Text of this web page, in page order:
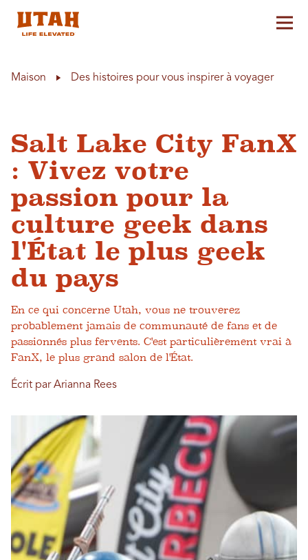
Maison Des histoires pour vous inspirer à voyager
Salt Lake City FanX
: Vivez votre
passion pour la
culture geek dans
l'État le plus geek
du pays
En ce qui concerne Utah, vous ne trouverez
probablement jamais de communauté de fans et de
passionnés plus fervents. C'est particulièrement vrai à
FanX, le plus grand salon de l'État.
Écrit par Arianna Rees